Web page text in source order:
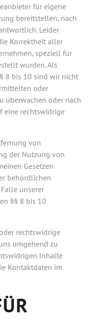
für eigene
bereitstellen, nach
Leider
Korrektheit aller
speziell für
wurden. Als
8 bis 10 sind wir nicht
oder
überwachen oder nach
eine rechtswidrige
von
der Nutzung von
Gesetzen
behördlichen
unserer
§§ 8 bis 10
rechtswidrige
umgehend zu
Inhalte
Kontaktdaten im